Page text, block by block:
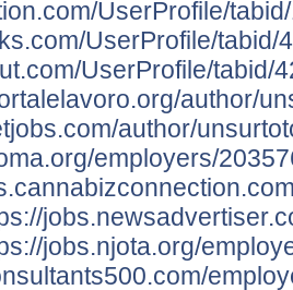
UserProfile/
UserProfile/
UserProfile/tabid/
author/
author/
employers/
jobs.njota.org/